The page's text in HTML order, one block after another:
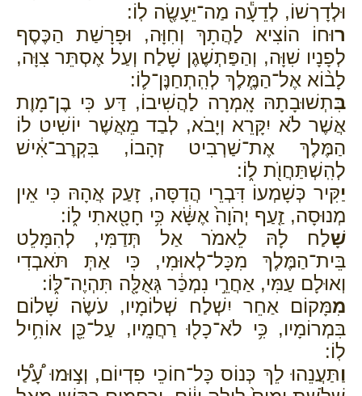
וּלְדָרְשׁוֹ, לְדֵעָ֕ה מַה־יֵּעָשֶׂ֖ה לֽוֹ:
רוּחוֹ הוֹצִיא לַהֲתָךְ וְחִוָּה, וּפָרָשַׁת הַכֶּסֶף
לְפָנָיו שִׁוָּה, וְהַפַּתְשֶׁגֶן שָׁלַח וְעַל אֶסְתֵּר צִוָּה,
לָב֨וֹא אֶל־הַמֶּ֧לֶךְ לְהִֽתְחַנֶּן־ל֛וֹ:
בִּתְשׁוּבָתָהּ אָֽמְרָה לַהֲשִׁיבוֹ, דַּע כִּי בֶן־מָוֶת
אֲשֶׁר לֹא יִקָּרֵא וְיָבֹא, לְבַד מֵאֲשֶׁר יוֹשִׁיט לוֹ
הַמֶּלֶךְ אֶת־שַׁרְבִיט זְהָבוֹ, בִּקְרׇב־אִ֔ישׁ
לְהִֽשְׁתַּחֲוֺ֖ת ל֑וֹ:
יַקִּיר כְּשָׁמְעוֹ דִּבְרֵי הֲדַסָּה, זָעַק אֲהָהּ כִּי אֵין
מְנוּסָה, זַ֤עַף יְהֹוָה֙ אֶשָּׂ֔א כִּ֥י חָטָ֖אתִי ל֑וֹ:
שָׁלַח לָהּ לֵאמֹר אַל תְּדַמִּי, לְהִמָּלֵט
בֵּית־הַמֶּלֶךְ מִכָּל־לְאוּמִי, כִּי אַתְּ תֹּאבְדִי
וְאוּלָם עַמִּי, אַחֲרֵ֣י נִמְכַּ֔ר גְּאֻלָּ֖ה תִּהְיֶה־לּ֑וֹ:
מִמָּקוֹם אַחֵר יִשְׁלַח שְׁלוֹמָיו, עֹשֶׂה שָׁלוֹם
בִּמְרוֹמָיו, כִּ֥י לֹא־כָל֖וּ רַחֲמָֽיו, עַל־כֵּ֖ן אוֹחִ֥יל
לֽוֹ:
וַתַּעֲנֵהוּ לֵךְ כְּנוֹס כָּל־חוֹכֵי פִדְיוֹם, וְצ֣וּמוּ עָ֠לַ֠י